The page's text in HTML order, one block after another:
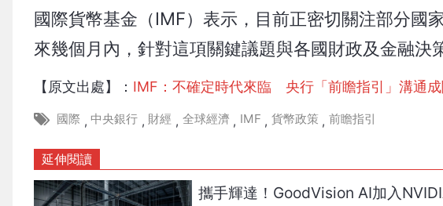
國際貨幣基金（IMF）表示，目前正密切關注部分國
來幾個月內，針對這項關鍵議題與各國財政及金融決
【原文出處】： IMF：不確定時代來臨 央行「前瞻指引」溝通
國際 , 中央銀行 , 財經 , 全球經濟 , IMF , 貨幣政策 , 前瞻指引
延伸閱讀
攜手輝達！GoodVision AI加入